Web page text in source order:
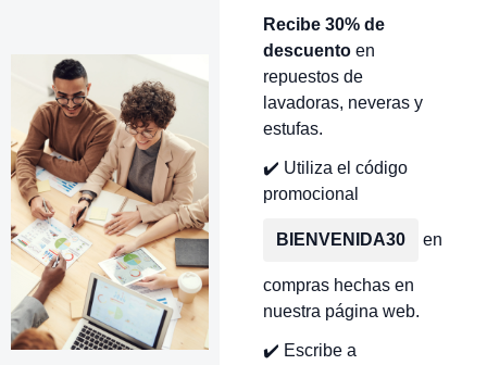
Recibe 30% de
descuentoen
repuestos de
lavadoras, neveras y
estufas.
✔️ Utiliza el código
promocional
BIENVENIDA30 en
compras hechas en
nuestra página web.
✔️ Escribe a
TiendaTécnicos Autorizados
Donde encontrar modelo? Servicios de Reparación